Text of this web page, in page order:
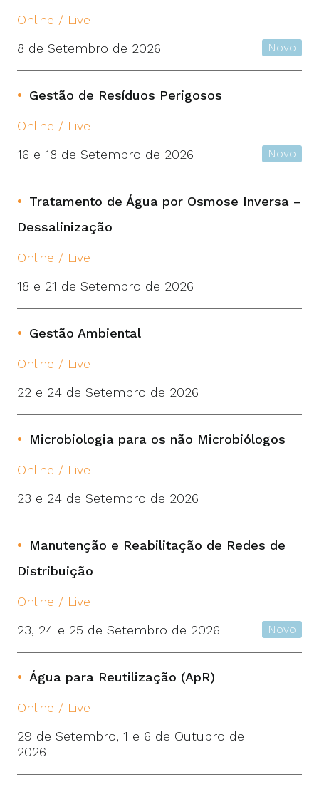
Online / Live
8 de Setembro de 2026
Novo
Gestão de Resíduos Perigosos
Online / Live
16 e 18 de Setembro de 2026
Novo
Tratamento de Água por Osmose Inversa –
Dessalinização
Online / Live
18 e 21 de Setembro de 2026
Gestão Ambiental
Online / Live
22 e 24 de Setembro de 2026
Microbiologia para os não Microbiólogos
Online / Live
23 e 24 de Setembro de 2026
Manutenção e Reabilitação de Redes de
Distribuição
Online / Live
23, 24 e 25 de Setembro de 2026
Novo
Água para Reutilização (ApR)
Online / Live
29 de Setembro, 1 e 6 de Outubro de
2026